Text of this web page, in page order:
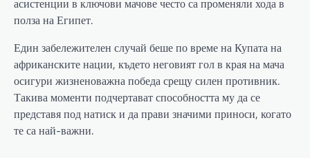
асистенции в ключови мачове често са променяли хода в
полза на Египет.
Един забележителен случай беше по време на Купата на
африканските нации, където неговият гол в края на мача
осигури жизненоважна победа срещу силен противник.
Такива моменти подчертават способността му да се
представя под натиск и да прави значими приноси, когато
те са най-важни.